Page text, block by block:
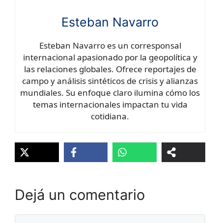
Esteban Navarro
Esteban Navarro es un corresponsal
internacional apasionado por la geopolítica y
las relaciones globales. Ofrece reportajes de
campo y análisis sintéticos de crisis y alianzas
mundiales. Su enfoque claro ilumina cómo los
temas internacionales impactan tu vida
cotidiana.
Dejá un comentario